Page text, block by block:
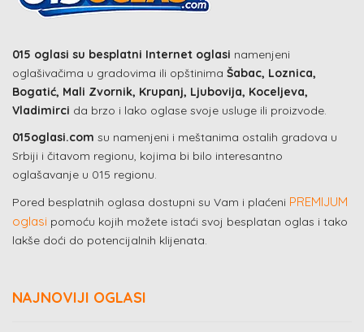
015 oglasi su besplatni Internet oglasi namenjeni
oglašivačima u gradovima ili opštinima Šabac, Loznica,
Bogatić, Mali Zvornik, Krupanj, Ljubovija, Koceljeva,
Vladimirci da brzo i lako oglase svoje usluge ili proizvode.
015oglasi.com su namenjeni i meštanima ostalih gradova u
Srbiji i čitavom regionu, kojima bi bilo interesantno
oglašavanje u 015 regionu.
Pored besplatnih oglasa dostupni su Vam i plaćeni PREMIJUM
oglasi pomoću kojih možete istaći svoj besplatan oglas i tako
lakše doći do potencijalnih klijenata.
NAJNOVIJI OGLASI